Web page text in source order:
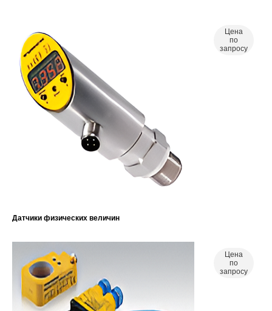
Цена
по
запросу
Датчики физических величин
Цена
по
запросу